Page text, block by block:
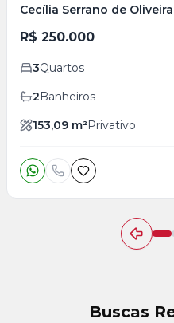
Cecília Serrano de Oliveira
R$ 250.000
3Quartos
2Banheiros
153,09 m²Privativo
Buscas